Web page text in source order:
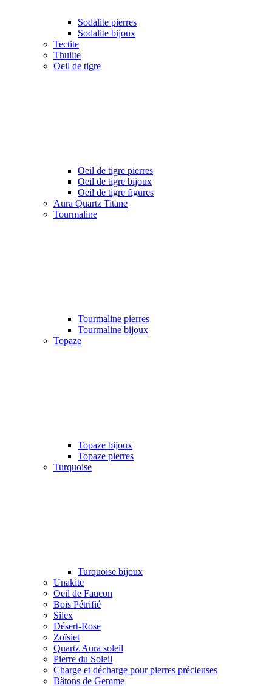
Sodalite pierres
Sodalite bijoux
Tectite
Thulite
Oeil de tigre
Oeil de tigre pierres
Oeil de tigre bijoux
Oeil de tigre figures
Aura Quartz Titane
Tourmaline
Tourmaline pierres
Tourmaline bijoux
Topaze
Topaze bijoux
Topaze pierres
Turquoise
Turquoise bijoux
Unakite
Oeil de Faucon
Bois Pétrifié
Silex
Désert-Rose
Zoïsiet
Quartz Aura soleil
Pierre du Soleil
Charge et décharge pour pierres précieuses
Bâtons de Gemme